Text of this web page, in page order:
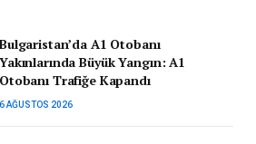
Bulgaristan’da A1 Otobanı
Yakınlarında Büyük Yangın: A1
Otobanı Trafiğe Kapandı
6 AĞUSTOS 2026